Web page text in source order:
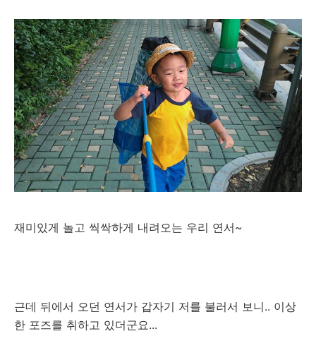
재미있게 놀고 씩싹하게 내려오는 우리 연서~
근데 뒤에서 오던 연서가 갑자기 저를 불러서 보니.. 이상
한 포즈를 취하고 있더군요...